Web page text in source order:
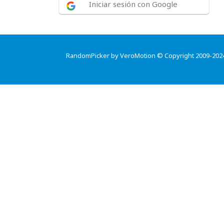
Iniciar sesión con Google
RandomPicker by VeroMotion © Copyright 2009-